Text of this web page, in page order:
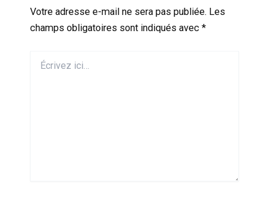
Votre adresse e-mail ne sera pas publiée. Les
champs obligatoires sont indiqués avec *
ici…